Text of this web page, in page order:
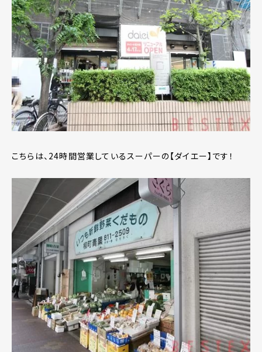
こちらは、24時間営業しているスーパーの【ダイエー】です！